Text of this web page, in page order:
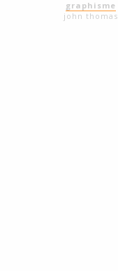
graphisme
john thomas